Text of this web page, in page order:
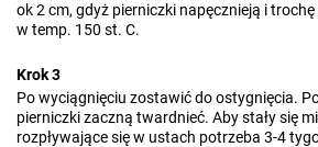
ok 2 cm, gdyż pierniczki napęcznieją i
w temp. 150 st. C.
Krok 3
Po wyciągnięciu zostawić do ostygnięcia.
pierniczki zaczną twardnieć. Aby stały się
rozpływające się w ustach potrzeba 3-4